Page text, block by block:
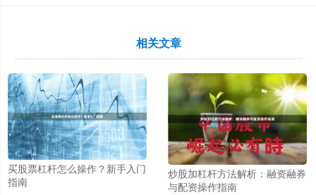
相关文章
买股票杠杆怎么操作？新手入门
指南
炒股加杠杆方法解析：融资融券
与配资操作指南